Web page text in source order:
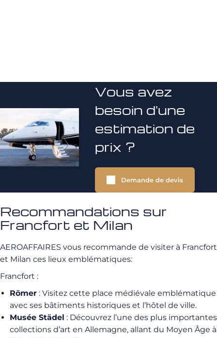
Vous avez
besoin d'une
estimation de
prix ?
Demande de devis
Recommandations sur
Francfort et Milan
AEROAFFAIRES vous recommande de visiter à Francfort
et Milan ces lieux emblématiques:
Francfort :
Römer : Visitez cette place médiévale emblématique
avec ses bâtiments historiques et l’hôtel de ville.
Musée Städel : Découvrez l’une des plus importantes
collections d’art en Allemagne, allant du Moyen Âge à